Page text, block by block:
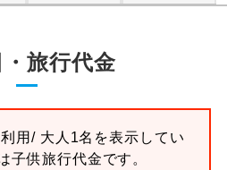
旅行代金
利用/ 大人1名を表示してい
子供旅行代金です。